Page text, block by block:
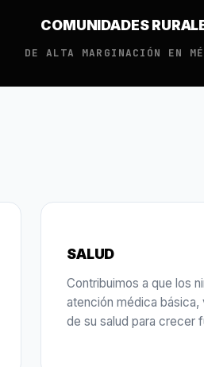
COMUNIDADES
DE ALTA MARGINACIÓN EN
SALUD
Contribuimos a que los
atención médica
de su salud para crecer